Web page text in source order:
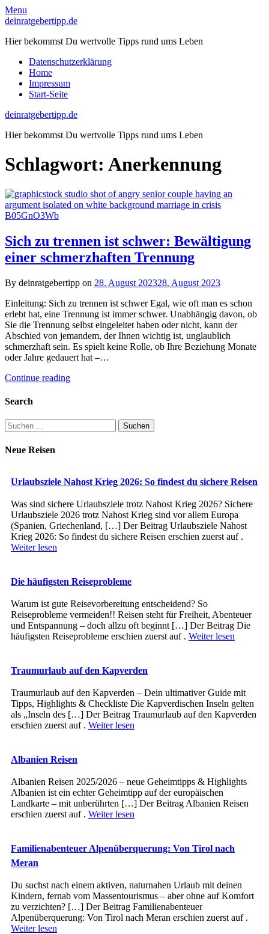
Skip
to
Menu
deinratgebertipp.de
Hier bekommst Du wertvolle Tipps rund ums Leben
Datenschutzerklärung
Home
Impressum
Start-Seite
deinratgebertipp.de
Hier bekommst Du wertvolle Tipps rund ums Leben
Schlagwort: Anerkennung
Sich zu trennen ist schwer: Bewältigung
einer schmerzhaften Trennung
By deinratgebertipp on 28. August 202328. August 2023
Einleitung: Sich zu trennen ist schwer Egal, wie oft man es schon
erlebt hat, eine Trennung ist immer schwer. Unabhängig davon, ob
Sie die Trennung selbst eingeleitet haben oder nicht, kann der
Abschied von jemandem, der Ihnen wichtig ist, unglaublich
schmerzhaft sein. Es spielt keine Rolle, ob Ihre Beziehung Monate
oder Jahre gedauert hat –…
Continue reading
Search
Suchen
nach:
Neue Reisen
Urlaubsziele Nahost Krieg 2026: So findest du sichere Reisen
Was sind sichere Urlaubsziele trotz Nahost Krieg 2026? Sichere
Urlaubsziele 2026 trotz Nahost Krieg sind vor allem Europa
(Spanien, Griechenland, […] Der Beitrag Urlaubsziele Nahost
Krieg 2026: So findest du sichere Reisen erschien zuerst auf .
Weiter lesen
Die häufigsten Reiseprobleme
Warum ist gute Reisevorbereitung entscheidend? So
Reiseprobleme vermeiden!! Reisen steht für Freiheit, Abenteuer
und Entspannung – doch allzu oft beginnt […] Der Beitrag Die
häufigsten Reiseprobleme erschien zuerst auf . Weiter lesen
Traumurlaub auf den Kapverden
Traumurlaub auf den Kapverden – Dein ultimativer Guide mit
Tipps, Highlights & Checkliste Die Kapverdischen Inseln gelten
als „Inseln des […] Der Beitrag Traumurlaub auf den Kapverden
erschien zuerst auf . Weiter lesen
Albanien Reisen
Albanien Reisen 2025/2026 – neue Geheimtipps & Highlights
Albanien ist ein echter Geheimtipp auf der europäischen
Landkarte – mit unberührten […] Der Beitrag Albanien Reisen
erschien zuerst auf . Weiter lesen
Familienabenteuer Alpenüberquerung: Von Tirol nach
Meran
Du suchst nach einem aktiven, naturnahen Urlaub mit deinen
Kindern, fernab vom Massentourismus – aber ohne auf Komfort
zu verzichten? […] Der Beitrag Familienabenteuer
Alpenüberquerung: Von Tirol nach Meran erschien zuerst auf .
Weiter lesen